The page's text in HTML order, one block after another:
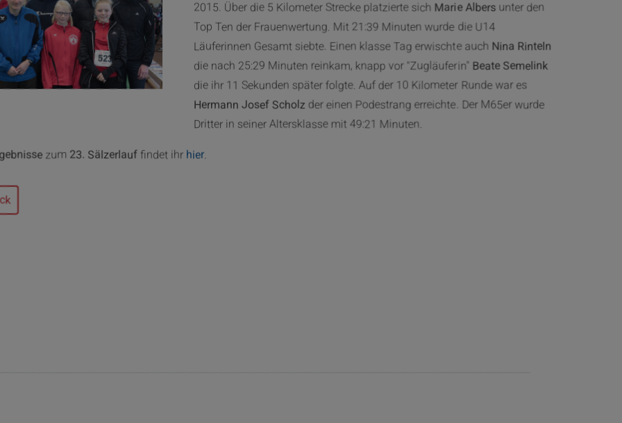
2015. Über die 5 Kilometer Strecke platzierte sich Marie Albersunter den
Top Ten der Frauenwertung. Mit 21:39 Minuten wurde die U14
Läuferinnen Gesamt siebte. Einen klasse Tag erwischte auch Nina Rinteln
die nach 25:29 Minuten reinkam, knapp vor "Zugläuferin" Beate Semelink
die ihr 11 Sekunden später folgte. Auf der 10 Kilometer Runde war es
Hermann Josef Scholz der einen Podestrang erreichte. Der M65er wurde
Dritter in seiner Altersklasse mit 49:21 Minuten.
zum 23. Sälzerlauf findet ihr hier.